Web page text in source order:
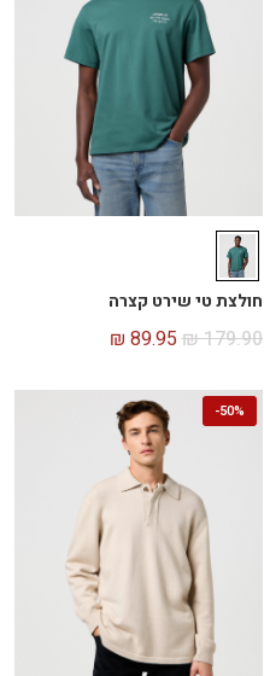
חולצת טי שירט קצרה
₪179.90
₪ 89.95
50%
-